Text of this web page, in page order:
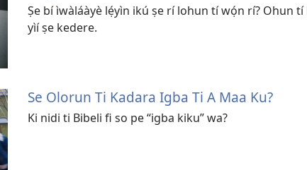
Ṣe bí ìwàláàyè lẹ́yìn ikú ṣe rí lohun tí wọ́n rí? Ohun
yìí ṣe kedere.
Se Olorun Ti Kadara Igba Ti A Maa Ku?
Ki nidi ti Bibeli fi so pe “igba kiku” wa?